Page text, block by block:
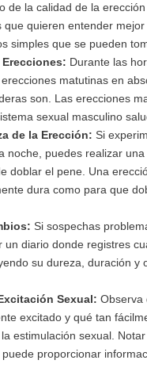
de la calidad de la
que quieren entender
simples que se pueden
Durante las
matutinas en
son. Las erecciones
sexual masculino
de la Erección: Si
noche, puedes realizar
doblar el pene. Una
dura como para que
Si sospechas
un diario donde registres
su dureza, duración y
Sexual:Observa
excitado y qué tan
estimulación sexual.
proporcionar